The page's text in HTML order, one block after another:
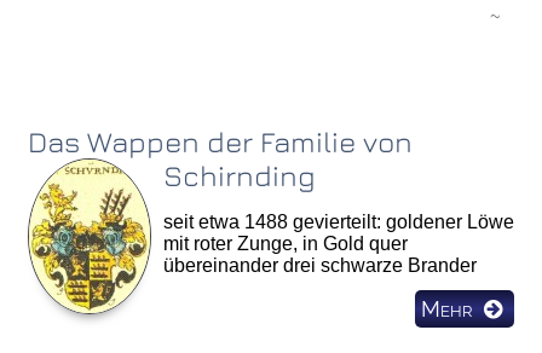
~
Das Wappen der Familie von
Schirnding
seit etwa 1488 gevierteilt: goldener Löwe
mit roter Zunge, in Gold quer
übereinander drei schwarze Brander
Mehr